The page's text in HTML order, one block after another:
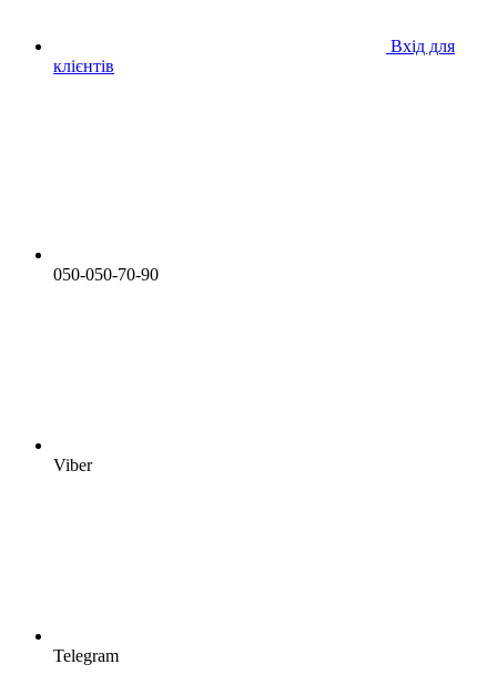
Вхід для
клієнтів
050-050-70-90
Viber
Telegram